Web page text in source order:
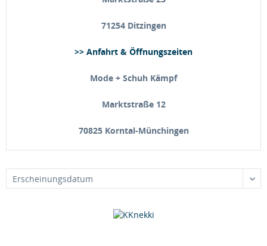
71254 Ditzingen
>> Anfahrt & Öffnungszeiten
Mode + Schuh Kämpf
Marktstraße 12
70825 Korntal-Münchingen